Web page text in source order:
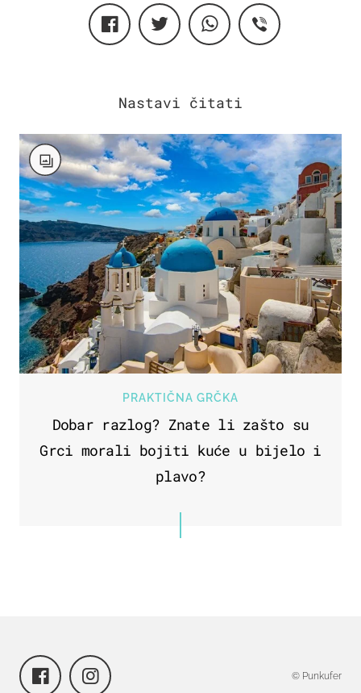
PRAKTIČNA GRČKA
Dobar razlog? Znate li zašto su
Grci morali bojiti kuće u bijelo i
plavo?
© Punkufer